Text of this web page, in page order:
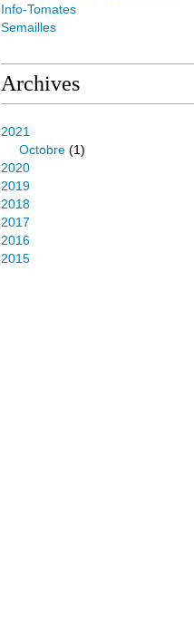
Info-Tomates
Semailles
Archives
2021
Octobre (1)
2020
2019
2018
2017
2016
2015